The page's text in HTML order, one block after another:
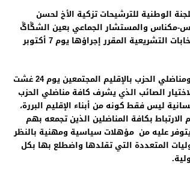
الوطنية للترشيحات تزكية الأخ لحسن
مكناس والمستشار الجماعي بعين الشڴاڴ
ليقود لائحة حزب الحركة الشعبية بإقليم صفرو في الانتخابات التشريعية المقرر إجراؤها يوم 7 أكتوبر
،باسم مناضلات ومناضلي الحزب بالإقليم المجتمعين يوم 24 غشت
الصائب الذي يشرف كافة مناضلي الحزب
ليس فقط كونه من أبناء الإقليم البررة،
بكافة المناضلين الذين تجمعه بهم
يتوفر عليه من مؤهلات سياسية ومهنية بالنظر
المتعددة التي تقلدها واضطلع بها بكل